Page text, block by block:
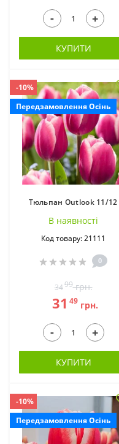
Еремурус (4)
Жоржини (309)
Іксія (8)
- +
КУПИТИ
-10%
Передзамовлення Осінь
Тюльпан Outlook 11/12
В наявностi
Код товару: 21111
0
3499грн.
31 49грн.
- +
КУПИТИ
-10%
Передзамовлення Осінь